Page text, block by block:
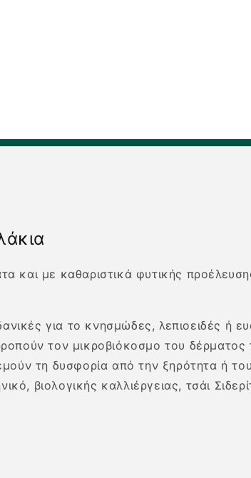
και με καθαριστικά φυτικής
για το κνησμώδες, λεπιοειδές ή
τον μικροβιόκοσμο του
τη δυσφορία από την ξηρότητα ή
βιολογικής καλλιέργειας, τσάι